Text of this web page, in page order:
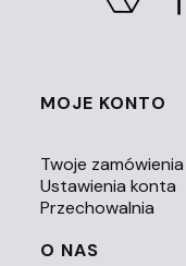
Linki w
MOJE KONTO
Twoje zamówienia
Ustawienia konta
Przechowalnia
O NAS